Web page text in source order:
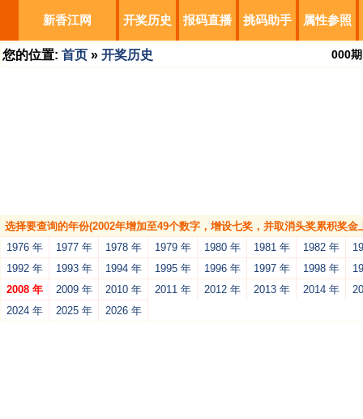
新香江网 开奖历史 报码直播 挑码助手 属性参照
您的位置: 首页 » 开奖历史 000期
选择要查询的年份(2002年增加至49个数字，增设七奖，并取消头奖累积奖
1976 年
1977 年 1978 年 1979 年 1980 年 1981 年 1982 年
1992 年
1993 年 1994 年 1995 年 1996 年 1997 年 1998 年
2008 年
2009 年 2010 年 2011 年 2012 年 2013 年 2014 年
2024 年
2025 年 2026 年